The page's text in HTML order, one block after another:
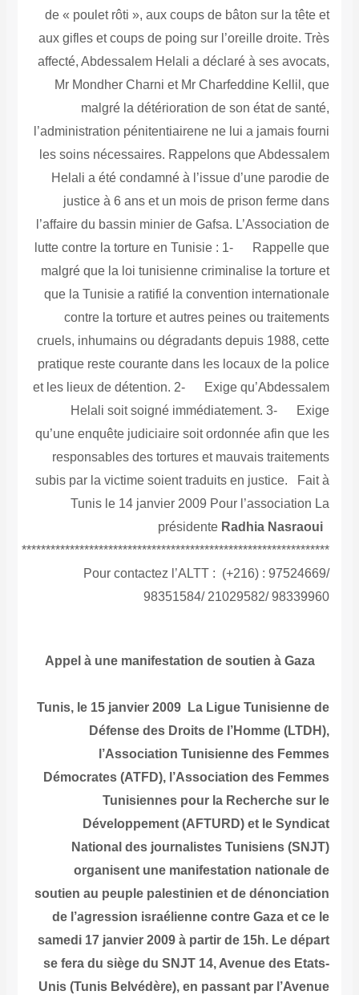
de « poulet rôti », aux coups de bâton sur la tête et
aux gifles et coups de poing sur l’oreille droite. Très
affecté, Abdessalem Helali a déclaré à ses avocats,
Mr Mondher Charni et Mr Charfeddine Kellil, que
malgré la détérioration de son état de santé,
l’administration pénitentiairene ne lui a jamais fourni
les soins nécessaires. Rappelons que Abdessalem
Helali a été condamné à l’issue d’une parodie de
justice à 6 ans et un mois de prison ferme dans
l’affaire du bassin minier de Gafsa. L’Association de
lutte contre la torture en Tunisie : 1- Rappelle que
malgré que la loi tunisienne criminalise la torture et
que la Tunisie a ratifié la convention internationale
contre la torture et autres peines ou traitements
cruels, inhumains ou dégradants depuis 1988, cette
pratique reste courante dans les locaux de la police
et les lieux de détention. 2- Exige qu’Abdessalem
Helali soit soigné immédiatement. 3- Exige
qu’une enquête judiciaire soit ordonnée afin que les
responsables des tortures et mauvais traitements
subis par la victime soient traduits en justice. Fait à
Tunis le 14 janvier 2009 Pour l’association La
présidente Radhia Nasraoui
****************************************************************
Pour contactez l’ALTT : (+216) : 97524669/
98351584/ 21029582/ 98339960
Appel à une manifestation de soutien à Gaza
Tunis, le 15 janvier 2009 La Ligue Tunisienne de
Défense des Droits de l’Homme (LTDH),
l’Association Tunisienne des Femmes
Démocrates (ATFD), l’Association des Femmes
Tunisiennes pour la Recherche sur le
Développement (AFTURD) et le Syndicat
National des journalistes Tunisiens (SNJT)
organisent une manifestation nationale de
soutien au peuple palestinien et de dénonciation
de l’agression israélienne contre Gaza et ce le
samedi 17 janvier 2009 à partir de 15h. Le départ
se fera du siège du SNJT 14, Avenue des Etats-
Unis (Tunis Belvédère), en passant par l’Avenue